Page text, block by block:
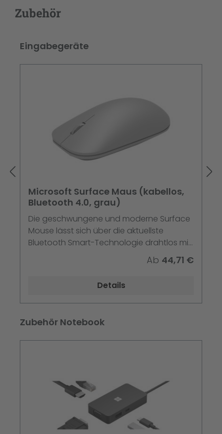
Zubehör
Produktgalerie überspringen
Eingabegeräte
Microsoft Surface Maus (kabellos,
Bluetooth 4.0, grau)
Die geschwungene und moderne Surface
Mouse lässt sich über die aktuellste
Bluetooth Smart-Technologie drahtlos mit
Ihrem Surface koppeln, für sofortige
Verbindung ohne Kabel oder Dongle.
Ab 44,71 €
Details
Produktgalerie überspringen
Zubehör Notebook